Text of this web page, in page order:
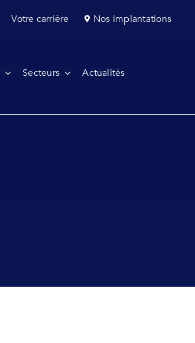
Votre carrière Nos implantations
Secteurs
Actualités